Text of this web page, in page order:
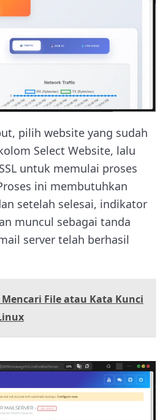
pilih website yang sudah
Select Website, lalu
untuk memulai proses
ini membutuhkan
setelah selesai, indikator
muncul sebagai tanda
server telah berhasil
Mencari File atau Kata Kunci